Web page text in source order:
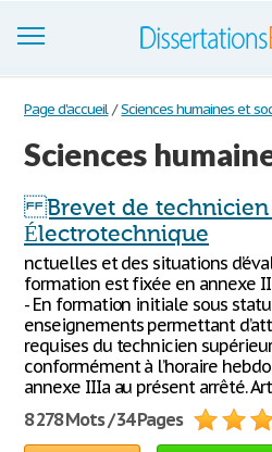
Dissertations
S'inscrire
Se connecter
Contactez-nous
Page d'accueil / Sciences humaines et
Sciences
Brevet de technicien
Électrotechnique
nctuelles et des situations
formation est fixée en annexe
- En formation initiale sous
enseignements permettant
requises du technicien
conformément à l’horaire
annexe IIIa au présent arrêté.
8 278 Mots / 34 Pages